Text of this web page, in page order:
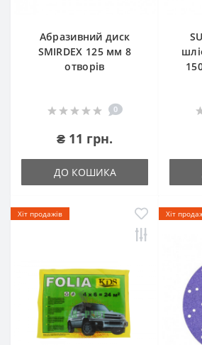
Абразивний диск
SMIRDEX 125 мм 8
отворів
0
₴ 11 грн.
ДО КОШИКА
Хіт продажів Хіт